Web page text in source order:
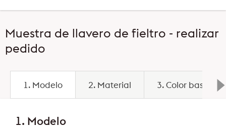
Muestra de llavero de fieltro - realizar
pedido
1. Modelo 2. Material 3. Color base
1. Modelo